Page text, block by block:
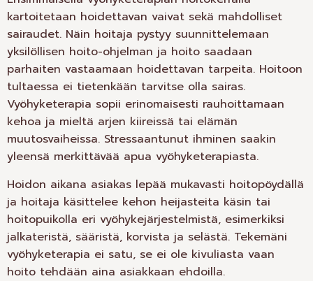
kartoitetaan hoidettavan vaivat sekä mahdolliset
sairaudet. Näin hoitaja pystyy suunnittelemaan
yksilöllisen hoito-ohjelman ja hoito saadaan
parhaiten vastaamaan hoidettavan tarpeita. Hoitoon
tultaessa ei tietenkään tarvitse olla sairas.
Vyöhyketerapia sopii erinomaisesti rauhoittamaan
kehoa ja mieltä arjen kiireissä tai elämän
muutosvaiheissa. Stressaantunut ihminen saakin
yleensä merkittävää apua vyöhyketerapiasta.
Hoidon aikana asiakas lepää mukavasti hoitopöydällä
ja hoitaja käsittelee kehon heijasteita käsin tai
hoitopuikolla eri vyöhykejärjestelmistä, esimerkiksi
jalkateristä, sääristä, korvista ja selästä. Tekemäni
vyöhyketerapia ei satu, se ei ole kivuliasta vaan
hoito tehdään aina asiakkaan ehdoilla.